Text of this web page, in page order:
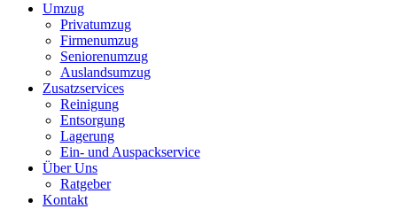
Umzug
Privatumzug
Firmenumzug
Seniorenumzug
Auslandsumzug
Zusatzservices
Reinigung
Entsorgung
Lagerung
Ein- und Auspackservice
Über Uns
Ratgeber
Kontakt